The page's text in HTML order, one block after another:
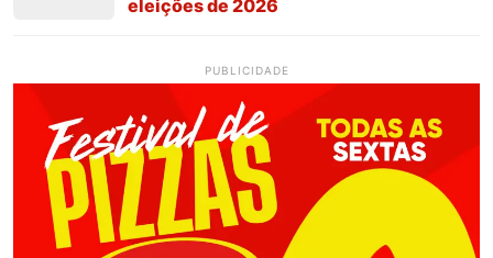
eleições de 2026
PUBLICIDADE